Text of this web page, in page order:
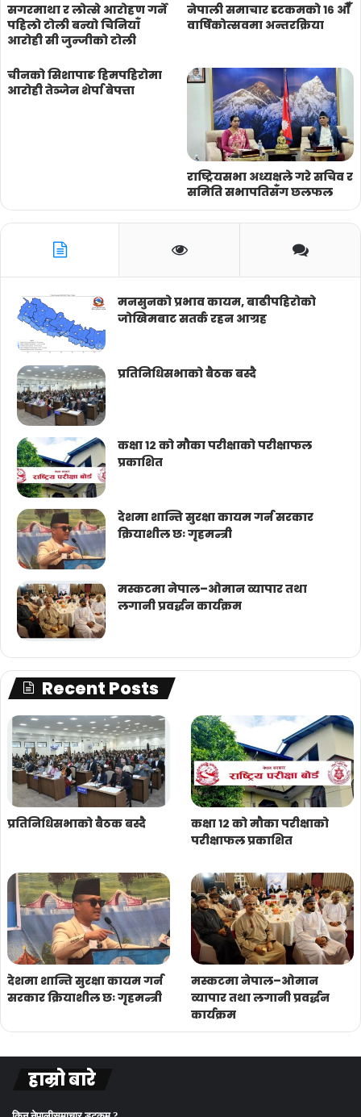
सगरमाथा र लोत्से आरोहण गर्ने
पहिलो टोली बन्यो चिनियाँ
आरोही सी जुन्जीको टोली
नेपाली समाचार डटकमकाे १६ ओैँ
वार्षिकाेत्सवमा अन्तरक्रिया
चीनको सिशापाङ हिमपहिरोमा
आरोही तेञ्जेन शेर्पा बेपत्ता
राष्ट्रियसभा अध्यक्षले गरे सचिव र
समिति सभापतिसँग छलफल
मनसुनको प्रभाव कायम, बाढीपहिरोको
जोखिमबाट सतर्क रहन आग्रह
प्रतिनिधिसभाको बैठक बस्दै
कक्षा १२ को मौका परीक्षाको परीक्षाफल
प्रकाशित
देशमा शान्ति सुरक्षा कायम गर्न सरकार
क्रियाशील छः गृहमन्त्री
मस्कटमा नेपाल–ओमान व्यापार तथा
लगानी प्रवर्द्धन कार्यक्रम
Recent Posts
प्रतिनिधिसभाको बैठक बस्दै
कक्षा १२ को मौका परीक्षाको
परीक्षाफल प्रकाशित
देशमा शान्ति सुरक्षा कायम गर्न
सरकार क्रियाशील छः गृहमन्त्री
मस्कटमा नेपाल–ओमान
व्यापार तथा लगानी प्रवर्द्धन
कार्यक्रम
हाम्रो बारे